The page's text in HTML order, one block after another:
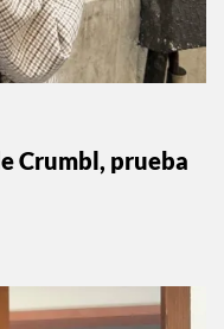
Crumbl, prueba